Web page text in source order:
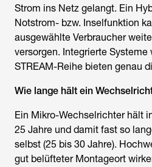
Strom ins Netz gelangt. Ein
Notstrom- bzw. Inselfunktion
ausgewählte Verbraucher
versorgen. Integrierte Systeme
STREAM-Reihe bieten genau
Wie lange hält ein
Ein Mikro-Wechselrichter hält
25 Jahre und damit fast so
selbst (25 bis 30 Jahre).
gut belüfteter Montageort